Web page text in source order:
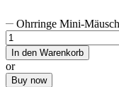
Ohrringe Mini-
In den Warenkorb
or
Buy now